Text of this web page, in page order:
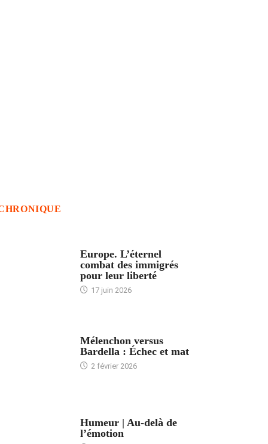
Europe. L’éternel
combat des immigrés
pour leur liberté
17 juin 2026
Mélenchon versus
Bardella : Échec et mat
2 février 2026
Humeur | Au-delà de
l’émotion